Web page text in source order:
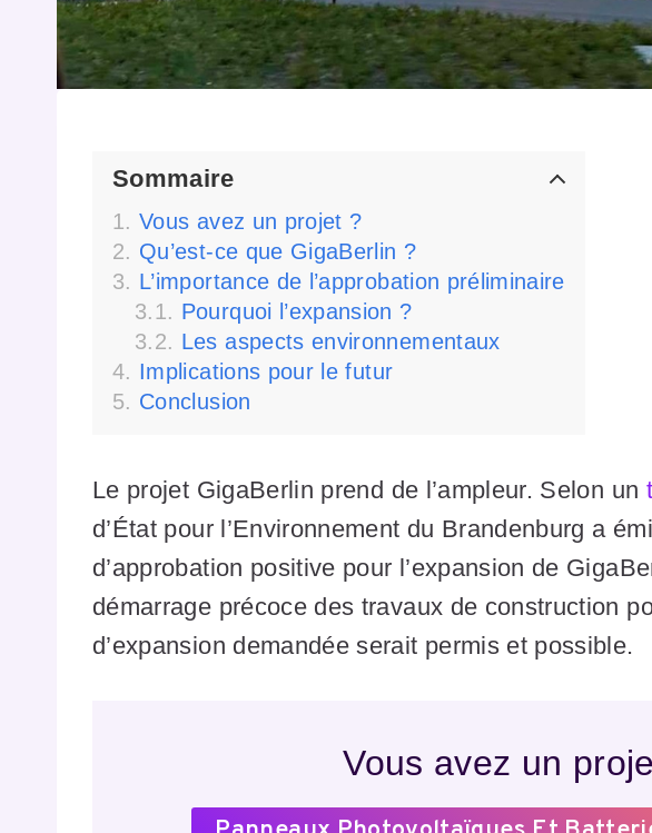
Sommaire
Vous avez un projet ?
Qu’est-ce que GigaBerlin ?
L’importance de l’approbation préliminaire
Pourquoi l’expansion ?
Les aspects environnementaux
Implications pour le futur
Conclusion
Le projet GigaBerlin prend de l’ampleur. Selon un
d’État pour l’Environnement du Brandenburg a
d’approbation positive pour l’expansion de
démarrage précoce des travaux de construction
d’expansion demandée serait permis et possible.
Vous avez un